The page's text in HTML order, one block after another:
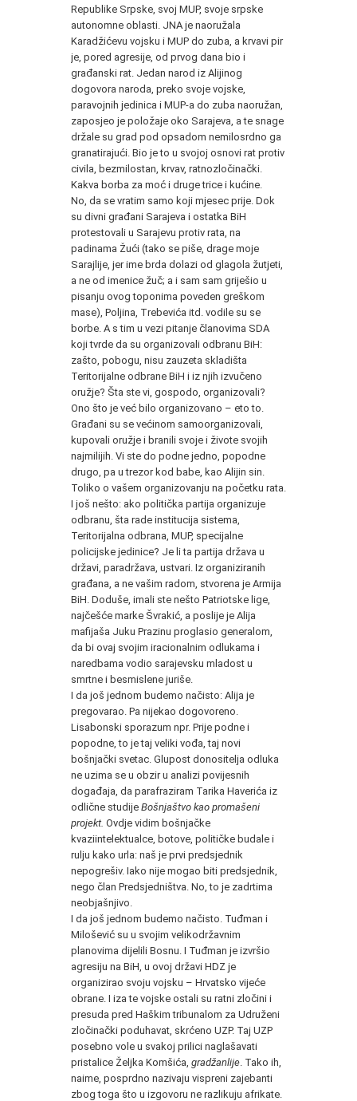
Republike Srpske, svoj MUP, svoje srpske
autonomne oblasti. JNA je naoružala
Karadžićevu vojsku i MUP do zuba, a krvavi pir
je, pored agresije, od prvog dana bio i
građanski rat. Jedan narod iz Alijinog
dogovora naroda, preko svoje vojske,
paravojnih jedinica i MUP-a do zuba naoružan,
zaposjeo je položaje oko Sarajeva, a te snage
držale su grad pod opsadom nemilosrdno ga
granatirajući. Bio je to u svojoj osnovi rat protiv
civila, bezmilostan, krvav, ratnozločinački.
Kakva borba za moć i druge trice i kućine.
No, da se vratim samo koji mjesec prije. Dok
su divni građani Sarajeva i ostatka BiH
protestovali u Sarajevu protiv rata, na
padinama Žući (tako se piše, drage moje
Sarajlije, jer ime brda dolazi od glagola žutjeti,
a ne od imenice žuč; a i sam sam griješio u
pisanju ovog toponima poveden greškom
mase), Poljina, Trebevića itd. vodile su se
borbe. A s tim u vezi pitanje članovima SDA
koji tvrde da su organizovali odbranu BiH:
zašto, pobogu, nisu zauzeta skladišta
Teritorijalne odbrane BiH i iz njih izvučeno
oružje? Šta ste vi, gospodo, organizovali?
Ono što je već bilo organizovano – eto to.
Građani su se većinom samoorganizovali,
kupovali oružje i branili svoje i živote svojih
najmilijih. Vi ste do podne jedno, popodne
drugo, pa u trezor kod babe, kao Alijin sin.
Toliko o vašem organizovanju na početku rata.
I još nešto: ako politička partija organizuje
odbranu, šta rade institucija sistema,
Teritorijalna odbrana, MUP, specijalne
policijske jedinice? Je li ta partija država u
državi, paradržava, ustvari. Iz organiziranih
građana, a ne vašim radom, stvorena je Armija
BiH. Doduše, imali ste nešto Patriotske lige,
najčešće marke Švrakić, a poslije je Alija
mafijaša Juku Prazinu proglasio generalom,
da bi ovaj svojim iracionalnim odlukama i
naredbama vodio sarajevsku mladost u
smrtne i besmislene juriše.
I da još jednom budemo načisto: Alija je
pregovarao. Pa nijekao dogovoreno.
Lisabonski sporazum npr. Prije podne i
popodne, to je taj veliki vođa, taj novi
bošnjački svetac. Glupost donositelja odluka
ne uzima se u obzir u analizi povijesnih
događaja, da parafraziram Tarika Haverića iz
odlične studije Bošnjaštvo kao promašeni
projekt. Ovdje vidim bošnjačke
kvaziintelektualce, botove, političke budale i
rulju kako urla: naš je prvi predsjednik
nepogrešiv. Iako nije mogao biti predsjednik,
nego član Predsjedništva. No, to je zadrtima
neobjašnjivo.
I da još jednom budemo načisto. Tuđman i
Milošević su u svojim velikodržavnim
planovima dijelili Bosnu. I Tuđman je izvršio
agresiju na BiH, u ovoj državi HDZ je
organizirao svoju vojsku – Hrvatsko vijeće
obrane. I iza te vojske ostali su ratni zločini i
presuda pred Haškim tribunalom za Udruženi
zločinački poduhavat, skrćeno UZP. Taj UZP
posebno vole u svakoj prilici naglašavati
pristalice Željka Komšića, gradžanlije . Tako ih,
naime, posprdno nazivaju vispreni zajebanti
zbog toga što u izgovoru ne razlikuju afrikate.